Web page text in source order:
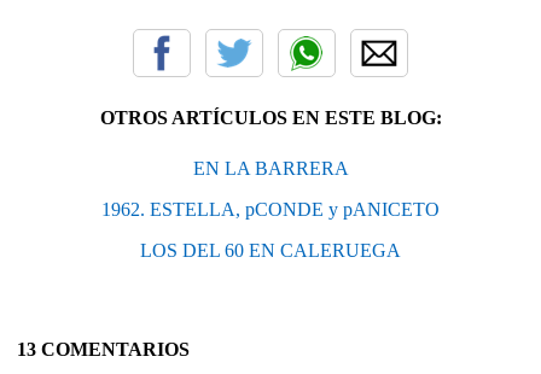
OTROS ARTÍCULOS EN ESTE BLOG:
EN LA BARRERA
1962. ESTELLA, pCONDE y pANICETO
LOS DEL 60 EN CALERUEGA
13 COMENTARIOS